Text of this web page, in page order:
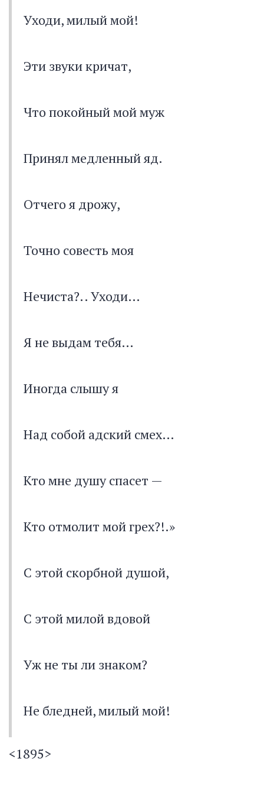
Уходи, милый мой!
Эти звуки кричат,
Что покойный мой муж
Принял медленный яд.
Отчего я дрожу,
Точно совесть моя
Нечиста?.. Уходи…
Я не выдам тебя…
Иногда слышу я
Над собой адский смех…
Кто мне душу спасет —
Кто отмолит мой грех?!.»
С этой скорбной душой,
С этой милой вдовой
Уж не ты ли знаком?
Не бледней, милый мой!
<1895>